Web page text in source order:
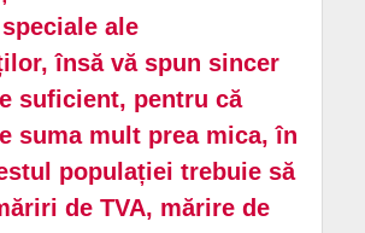
ale
însă vă spun sincer
suficient, pentru că
suma mult prea mica, în
populației trebuie să
de TVA, mărire de